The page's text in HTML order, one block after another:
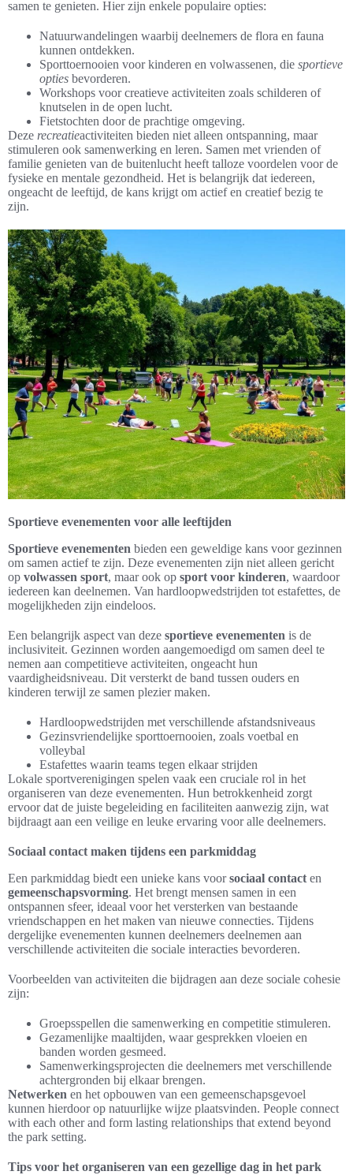
samen te genieten. Hier zijn enkele populaire opties:
Natuurwandelingen waarbij deelnemers de flora en fauna
kunnen ontdekken.
Sporttoernooien voor kinderen en volwassenen, die sportieve
opties bevorderen.
Workshops voor creatieve activiteiten zoals schilderen of
knutselen in de open lucht.
Fietstochten door de prachtige omgeving.
Deze recreatieactiviteiten bieden niet alleen ontspanning, maar
stimuleren ook samenwerking en leren. Samen met vrienden of
familie genieten van de buitenlucht heeft talloze voordelen voor de
fysieke en mentale gezondheid. Het is belangrijk dat iedereen,
ongeacht de leeftijd, de kans krijgt om actief en creatief bezig te
zijn.
Sportieve evenementen voor alle leeftijden
Sportieve evenementen bieden een geweldige kans voor gezinnen
om samen actief te zijn. Deze evenementen zijn niet alleen gericht
op volwassen sport, maar ook op sport voor kinderen, waardoor
iedereen kan deelnemen. Van hardloopwedstrijden tot estafettes, de
mogelijkheden zijn eindeloos.
Een belangrijk aspect van deze sportieve evenementen is de
inclusiviteit. Gezinnen worden aangemoedigd om samen deel te
nemen aan competitieve activiteiten, ongeacht hun
vaardigheidsniveau. Dit versterkt de band tussen ouders en
kinderen terwijl ze samen plezier maken.
Hardloopwedstrijden met verschillende afstandsniveaus
Gezinsvriendelijke sporttoernooien, zoals voetbal en
volleybal
Estafettes waarin teams tegen elkaar strijden
Lokale sportverenigingen spelen vaak een cruciale rol in het
organiseren van deze evenementen. Hun betrokkenheid zorgt
ervoor dat de juiste begeleiding en faciliteiten aanwezig zijn, wat
bijdraagt aan een veilige en leuke ervaring voor alle deelnemers.
Sociaal contact maken tijdens een parkmiddag
Een parkmiddag biedt een unieke kans voorsociaal contact en
gemeenschapsvorming. Het brengt mensen samen in een
ontspannen sfeer, ideaal voor het versterken van bestaande
vriendschappen en het maken van nieuwe connecties. Tijdens
dergelijke evenementen kunnen deelnemers deelnemen aan
verschillende activiteiten die sociale interacties bevorderen.
Voorbeelden van activiteiten die bijdragen aan deze sociale cohesie
zijn:
Groepsspellen die samenwerking en competitie stimuleren.
Gezamenlijke maaltijden, waar gesprekken vloeien en
banden worden gesmeed.
Samenwerkingsprojecten die deelnemers met verschillende
achtergronden bij elkaar brengen.
Netwerken en het opbouwen van een gemeenschapsgevoel
kunnen hierdoor op natuurlijke wijze plaatsvinden. People connect
with each other and form lasting relationships that extend beyond
the park setting.
Tips voor het organiseren van een gezellige dag in het park